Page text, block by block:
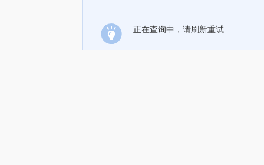
正在查询中，请刷新重试